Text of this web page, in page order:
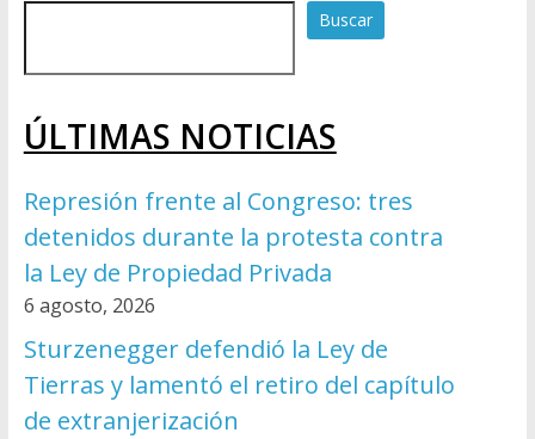
Buscar
ÚLTIMAS NOTICIAS
Represión frente al Congreso: tres
detenidos durante la protesta contra
la Ley de Propiedad Privada
6 agosto, 2026
Sturzenegger defendió la Ley de
Tierras y lamentó el retiro del capítulo
de extranjerización